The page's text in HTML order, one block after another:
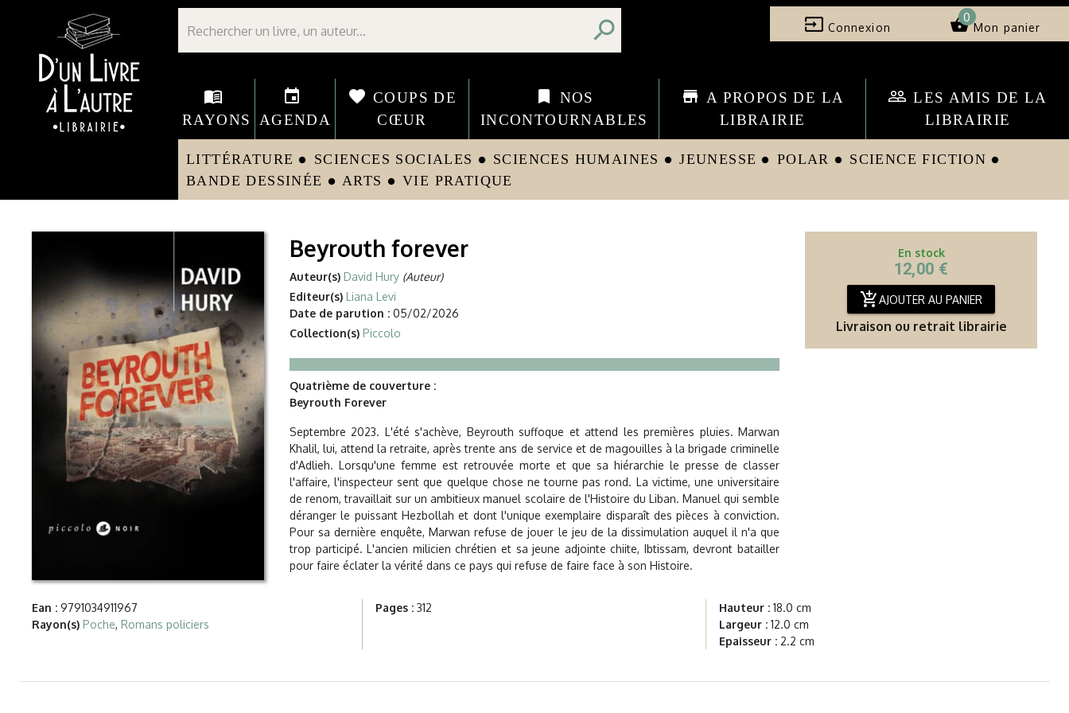
Librairie D'un livre à l'autre - Avranches
search input Connexion shopping_basket
0
Mon panier
menu_book
RAYONS
event
AGENDA
favorite COUPS DE
CŒUR
bookmark
NOS
INCONTOURNABLES
store A PROPOS DE LA
LIBRAIRIE
people_outline LES AMIS DE LA
LIBRAIRIE
LITTÉRATURE circle SCIENCES SOCIALES circle SCIENCES HUMAINES circle JEUNESSE circle POLAR circle SCIENCE FICTION circle
BANDE DESSINÉE circle ARTS circle VIE PRATIQUE
Beyrouth forever
Auteur(s) David Hury (Auteur)
Editeur(s) Liana Levi
Date de parution : 05/02/2026
Collection(s) Piccolo
Quatrième de couverture :
Beyrouth Forever
Septembre 2023. L'été s'achève, Beyrouth suffoque et attend les premières pluies. Marwan
Khalil, lui, attend la retraite, après trente ans de service et de magouilles à la brigade criminelle
d'Adlieh. Lorsqu'une femme est retrouvée morte et que sa hiérarchie le presse de classer
l'affaire, l'inspecteur sent que quelque chose ne tourne pas rond. La victime, une universitaire
de renom, travaillait sur un ambitieux manuel scolaire de l'Histoire du Liban. Manuel qui semble
déranger le puissant Hezbollah et dont l'unique exemplaire disparaît des pièces à conviction.
Pour sa dernière enquête, Marwan refuse de jouer le jeu de la dissimulation auquel il n'a que
trop participé. L'ancien milicien chrétien et sa jeune adjointe chiite, Ibtissam, devront batailler
pour faire éclater la vérité dans ce pays qui refuse de faire face à son Histoire.
En stock
12,00 €
add_shopping_cartAJOUTER AU PANIER
Livraison ou retrait librairie
Ean : 9791034911967
Rayon(s) Poche, Romans policiers
Pages : 312 Hauteur : 18.0 cm
Largeur : 12.0 cm
Epaisseur : 2.2 cm